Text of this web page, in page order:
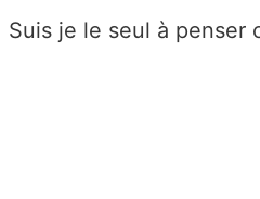
Suis je le seul à penser